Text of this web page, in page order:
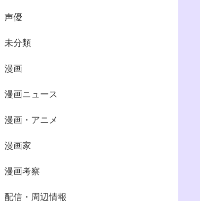
声優
未分類
漫画
漫画ニュース
漫画・アニメ
漫画家
漫画考察
配信・周辺情報